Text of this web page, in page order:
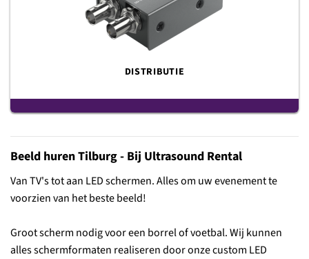
DISTRIBUTIE
Beeld huren Tilburg - Bij Ultrasound Rental
Van TV's tot aan LED schermen. Alles om uw evenement te
voorzien van het beste beeld!
Groot scherm nodig voor een borrel of voetbal. Wij kunnen
alles schermformaten realiseren door onze custom LED